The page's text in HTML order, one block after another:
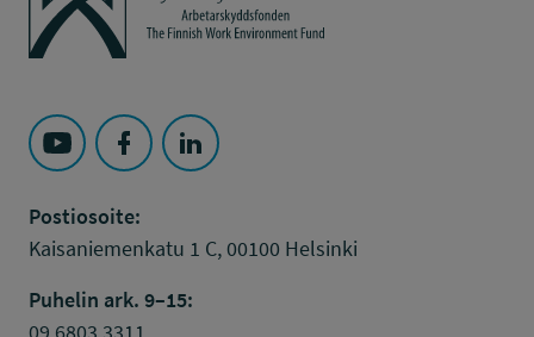
Seuraa Työsuojelurahasto kohteessa: YouTube
Seuraa Työsuojelurahasto kohteessa:
Seuraa Työsuojelurahasto kohteessa:
Postiosoite:
Kaisaniemenkatu 1 C, 00100 Helsinki
Puhelin ark. 9–15: